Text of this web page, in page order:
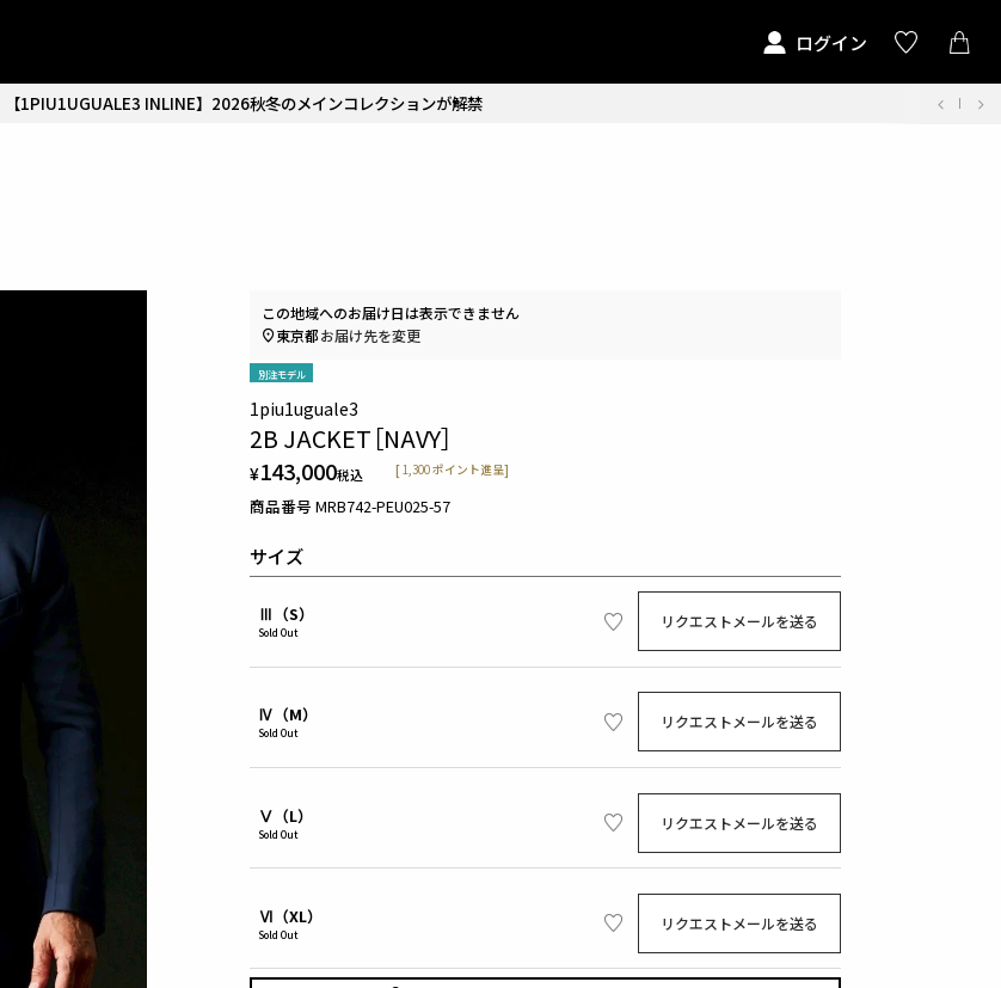
ログイン
【1PIU1UGUALE3 INLINE】2026秋冬のメインコレクションが解禁
別注モデル
1piu1uguale3
2B JACKET［NAVY］
¥143,000税込 [ 1,300ポイント進呈]
商品番号 MRB742-PEU025-57
サイズ
Ⅲ（S）
Sold Out
リクエストメールを送る
Ⅳ（M）
Sold Out
リクエストメールを送る
Ⅴ（L）
Sold Out
リクエストメールを送る
Ⅵ（XL）
Sold Out
リクエストメールを送る
この地域へのお届け日は表示できません
東京都お届け先を変更